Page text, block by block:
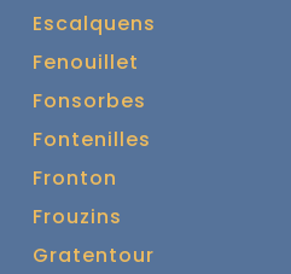
Escalquens
Fenouillet
Fonsorbes
Fontenilles
Fronton
Frouzins
Gratentour